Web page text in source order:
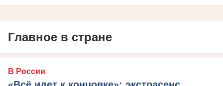
Главное в стране
В России